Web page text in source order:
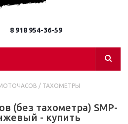
8 918 954-36-59
/ ТАХОМЕТРЫ
(без тахометра) SMP-
- купить